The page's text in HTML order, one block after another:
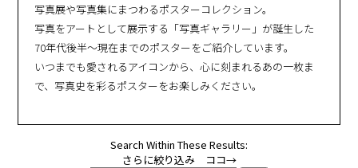
写真展や写真集にまつわるポスターコレクション。
写真をアートとして展示する「写真ギャラリー」が誕生した
70年代後半〜現在までのポスターをご紹介しています。
いつまでも愛されるアイコンから、心に刻まれるあの一枚ま
で、写真史を彩るポスターをお楽しみください。
Search Within These Results:
さらに絞り込み ココ→